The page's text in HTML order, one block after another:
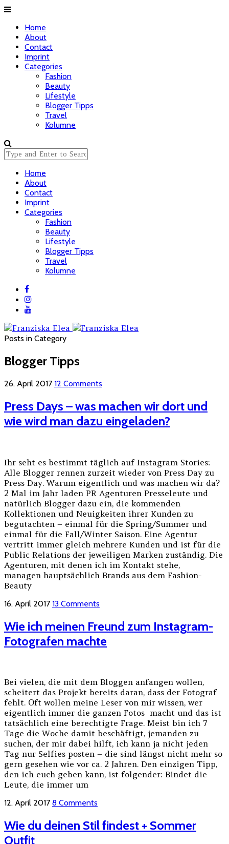
Home
About
Contact
Imprint
Categories
Fashion
Beauty
Lifestyle
Blogger Tipps
Travel
Kolumne
Home
About
Contact
Imprint
Categories
Fashion
Beauty
Lifestyle
Blogger Tipps
Travel
Kolumne
Posts in Category
Blogger Tipps
26. April 2017 12 Comments
Press Days – was machen wir dort und
wie wird man dazu eingeladen?
Ihr seht es bestimmt täglich auf Instagram Stories:
Alle Blogger rennen zurzeit wieder von Press Day zu
Press Day. Warum eigentlich und was machen wir da?
2 Mal im Jahr laden PR Agenturen Presseleute und
natürlich Blogger dazu ein, die kommenden
Kollektionen und Neuigkeiten ihrer Kunden zu
begutachten – einmal für die Spring/Summer und
einmal für die Fall/Winter Saison. Eine Agentur
vertritt immer gleich mehrere Kunden und ist für die
Public Relations der jeweiligen Marken zuständig. Die
Agenturen, mit denen ich im Kontakt stehe,
managen hauptsächlich Brands aus dem Fashion-
Beauty
16. April 2017 13 Comments
Wie ich meinen Freund zum Instagram-
Fotografen machte
Bei vielen, die mit dem Bloggen anfangen wollen,
scheitert das Projekt bereits daran, dass der Fotograf
fehlt. Oft wollen meine Leser von mir wissen, wer
eigentlich immer die ganzen Fotos macht und das ist
tatsächlich eine berechtigte Frage. Meist bin ich 7
Tage die Woche damit beschäftigt, jemanden zu
suchen, der mir dabei hilft, ich kann ja nicht jeden
Tag nur Selfies posten – die sind längst nicht mehr so
gern gesehen wie vor ca. 2 Jahren. Den einzigen Tipp,
den ich euch geben kann, ist folgender: Bindet die
Leute, die immer um
12. April 2017 8 Comments
Wie du deinen Stil findest + Sommer
Outfit